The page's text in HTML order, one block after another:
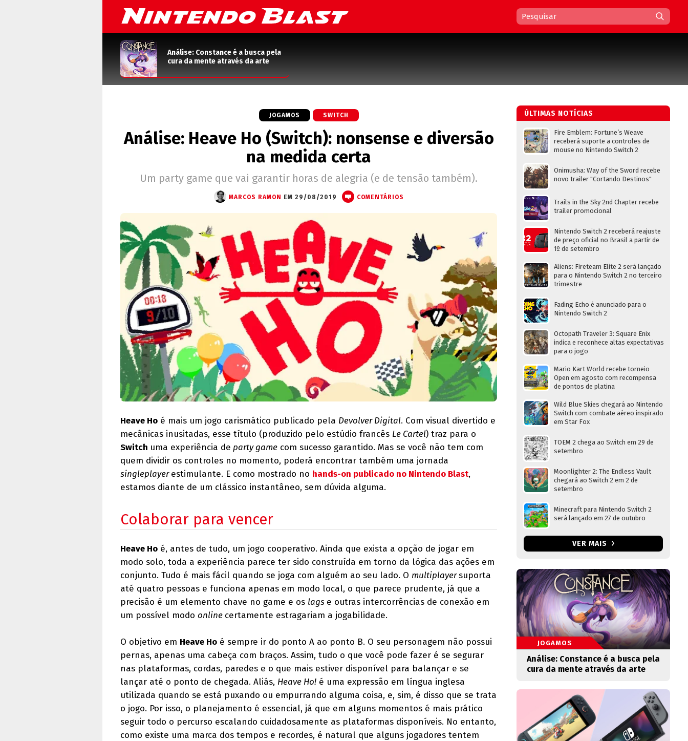
Análise: Constance é a busca pela
cura da mente através da arte
JOGAMOS SWITCH
Análise: Heave Ho (Switch): nonsense e diversão
na medida certa
Um party game que vai garantir horas de alegria (e de tensão também).
MARCOS RAMON EM 29/08/2019 COMENTÁRIOS
Heave Ho é mais um jogo carismático publicado pela Devolver Digital. Com visual divertido e
mecânicas inusitadas, esse título (produzido pelo estúdio francês Le Cartel) traz para o
Switch uma experiência de party game com sucesso garantido. Mas se você não tem com
quem dividir os controles no momento, poderá encontrar também uma jornada
singleplayerestimulante. E como mostrado no hands-on publicado no Nintendo Blast,
estamos diante de um clássico instantâneo, sem dúvida alguma.
Colaborar para vencer
Heave Ho é, antes de tudo, um jogo cooperativo. Ainda que exista a opção de jogar em
modo solo, toda a experiência parece ter sido construída em torno da lógica das ações em
conjunto. Tudo é mais fácil quando se joga com alguém ao seu lado. O multiplayersuporta
até quatro pessoas e funciona apenas em modo local, o que parece prudente, já que a
precisão é um elemento chave no game e os lags e outras intercorrências de conexão em
um possível modo online certamente estragariam a jogabilidade.
O objetivo em Heave Ho é sempre ir do ponto A ao ponto B. O seu personagem não possui
pernas, apenas uma cabeça com braços. Assim, tudo o que você pode fazer é se segurar
nas plataformas, cordas, paredes e o que mais estiver disponível para balançar e se
lançar até o ponto de chegada. Aliás, Heave Ho! é uma expressão em língua inglesa
utilizada quando se está puxando ou empurrando alguma coisa, e, sim, é disso que se trata
o jogo. Por isso, o planejamento é essencial, já que em alguns momentos é mais prático
seguir todo o percurso escalando cuidadosamente as plataformas disponíveis. No entanto,
como existe uma marca dos tempos e recordes, é natural que alguns jogadores tentem
ÚLTIMAS NOTÍCIAS
Fire Emblem: Fortune’s Weave
receberá suporte a controles de
mouse no Nintendo Switch 2
Onimusha: Way of the Sword recebe
novo trailer "Cortando Destinos"
Trails in the Sky 2nd Chapter recebe
trailer promocional
Nintendo Switch 2 receberá reajuste
de preço oficial no Brasil a partir de
1º de setembro
Aliens: Fireteam Elite 2 será lançado
para o Nintendo Switch 2 no terceiro
trimestre
Fading Echo é anunciado para o
Nintendo Switch 2
Octopath Traveler 3: Square Enix
indica e reconhece altas expectativas
para o jogo
Mario Kart World recebe torneio
Open em agosto com recompensa
de pontos de platina
Wild Blue Skies chegará ao Nintendo
Switch com combate aéreo inspirado
em Star Fox
TOEM 2 chega ao Switch em 29 de
setembro
Moonlighter 2: The Endless Vault
chegará ao Switch 2 em 2 de
setembro
Minecraft para Nintendo Switch 2
será lançado em 27 de outubro
VER MAIS
JOGAMOS
Análise: Constance é a busca pela
cura da mente através da arte